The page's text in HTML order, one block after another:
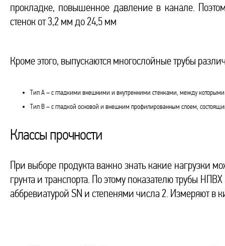
прокладке, повышенное давление в канале.
стенок от 3,2 мм до 24,5 мм
Кроме этого, выпускаются многослойные трубы
Тип А – с гладкими внешними и внутренними стенками, между
Тип В – с гладкой основой и внешним профилированным слоем,
Классы прочности
При выборе продукта важно знать какие нагрузки
грунта и транспорта. По этому показателю трубы
аббревиатурой SN и степенями числа 2. Измеряют в